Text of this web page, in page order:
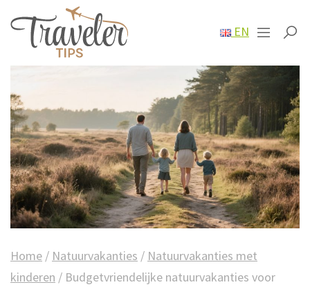
EN
Home / Natuurvakanties / Natuurvakanties met
kinderen / Budgetvriendelijke natuurvakanties voor